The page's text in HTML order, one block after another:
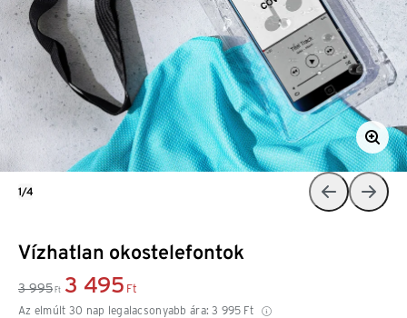
Vízhatlan okostelefontok
3 995 Ft 3 495 Ft
Az elmúlt 30 nap legalacsonyabb ára: 3 995 Ft
1/4